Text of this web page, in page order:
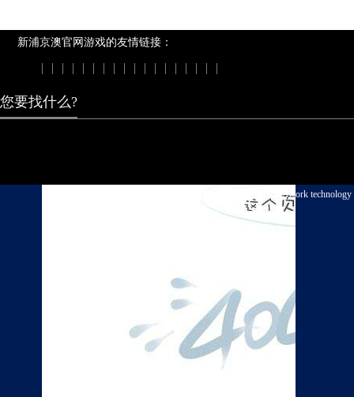
新浦京澳官网游戏的友情链接：
| | | | | | | | | | | | | | | | | |
您要找什么?
新浦京澳官网游戏 copyright © 2003-2018, elongtian network